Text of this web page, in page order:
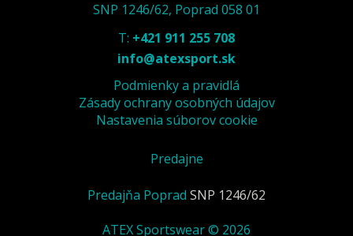
SNP 1246/62, Poprad 058 01
T: +421 911 255 708
info@atexsport.sk
Podmienky a pravidlá
Zásady ochrany osobných údajov
Nastavenia súborov cookie
Predajne
Predajňa Poprad SNP 1246/62
ATEX Sportswear © 2026